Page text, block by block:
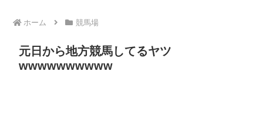
ホーム 競馬場
元日から地方競馬してるヤツ
wwwwwwwwww